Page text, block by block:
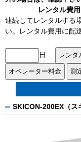
レンタル費用
連続してレンタルする
い。レンタル費用に配
日
SKICON-200EX（ス